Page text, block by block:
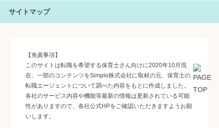
サイトマップ
【免責事項】
このサイトは転職を希望する保育士さん向けに2020年10月現
在、一部のコンテンツをSimple株式会社に取材の元、保育士の
転職エージェントについて調べた内容をもとに作成しました。
各社のサービス内容や機能等最新の情報は更新されている可能
性がありますので、各社公式HPをご確認いただきますようお願
いします。